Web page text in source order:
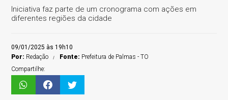
Iniciativa faz parte de um cronograma com ações em
diferentes regiões da cidade
09/01/2025 às 19h10
Por: Redação Fonte: Prefeitura de Palmas - TO
Compartilhe: